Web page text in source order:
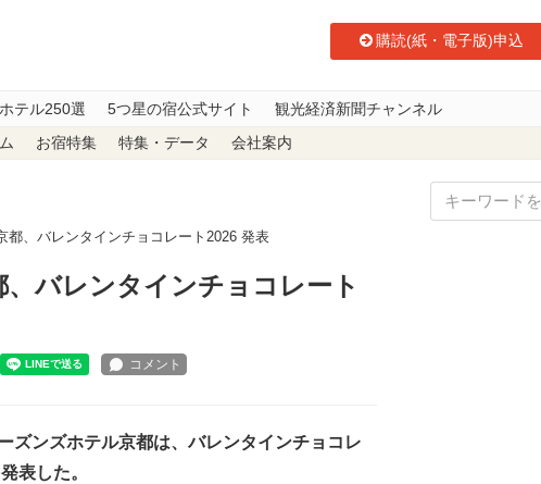
購読(紙・電子版)申込
テル250選 5つ星の宿公式サイト 観光経済新聞チャンネル
お宿特集 特集・データ 会社案内
都、バレンタインチョコレート2026 発表
バレンタインチョコレート
ズンズホテル京都は、バレンタインチョコレ
表した。